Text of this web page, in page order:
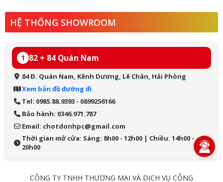
HỆ THỐNG SHOWROOM
1 82 + 84 Quán Nam
84 Đ. Quán Nam, Kênh Dương, Lê Chân, Hải Phòng
Xem bản đồ đường đi
Tel: 0985.88.9393 - 0899256166
Bảo hành: 0346.971.787
Email: chotdonhpc@gmail.com
Thời gian mở cửa: Sáng: 8h00 - 12h00 | Chiều: 14h00 -
20h00
CÔNG TY TNHH THƯƠNG MẠI VÀ DỊCH VỤ CÔNG